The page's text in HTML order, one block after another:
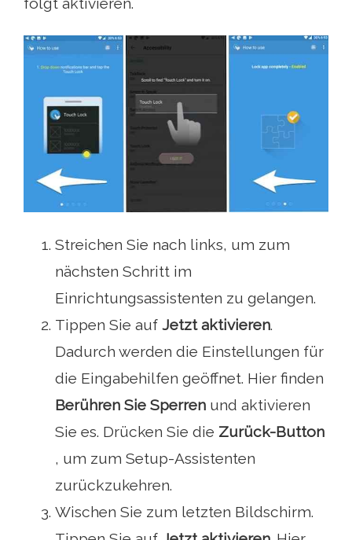
Streichen Sie nach links, um zum
nächsten Schritt im
Einrichtungsassistenten zu gelangen.
Tippen Sie auf Jetzt aktivieren.
Dadurch werden die Einstellungen für
die Eingabehilfen geöffnet. Hier finden
Berühren Sie Sperren und aktivieren
Sie es. Drücken Sie die Zurück-Button
, um zum Setup-Assistenten
zurückzukehren.
Wischen Sie zum letzten Bildschirm.